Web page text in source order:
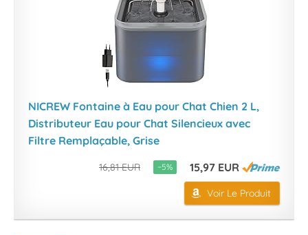
NICREW Fontaine à Eau pour Chat Chien 2 L,
Distributeur Eau pour Chat Silencieux avec
Filtre Remplaçable, Grise
16,81 EUR −5% 15,97 EUR
Voir Le Produit